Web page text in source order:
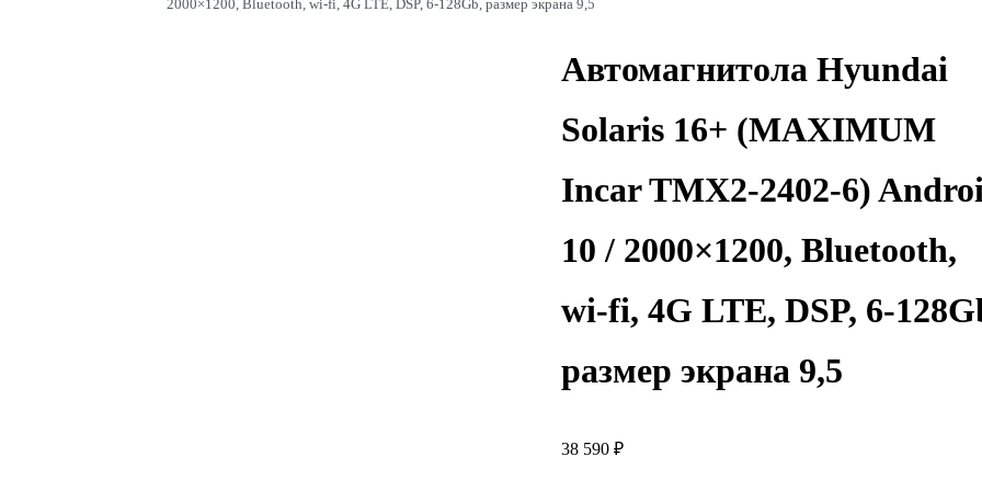
2000×1200, Bluetooth, wi-fi, 4G LTE, DSP, 6-128Gb, размер экрана 9,5
Автомагнитола Hyundai
Solaris 16+ (MAXIMUM
Incar TMX2-2402-6)
10 / 2000×1200, Bluetooth,
wi-fi, 4G LTE, DSP, 6-
размер экрана 9,5
38 590 ₽